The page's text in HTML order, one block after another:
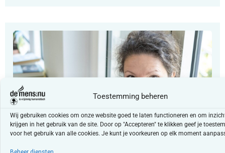
Toestemming beheren
Wij gebruiken cookies om onze website goed te laten functioneren en om
krijgen in het gebruik van de site. Door op "Accepteren" te klikken geef je
voor het gebruik van alle cookies. Je kunt je voorkeuren op elk moment